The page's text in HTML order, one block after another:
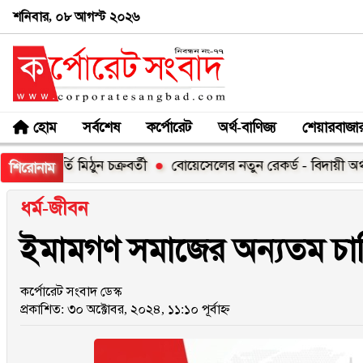
শনিবার, ০৮ আগস্ট ২০২৬
হোম সর্বশেষ কর্পোরেট অর্থ-বাণিজ্য
শিরোনাম
মিঠুন চক্রবর্তী বোয়েসেলের নতুন রেকর্ড - বিদায়ী অর্থবছরে
ধর্ম-জীবন
ইমামগণ সমাজের অন্যতম
কর্পোরেট সংবাদ ডেস্ক
প্রকাশিত: ৩০ অক্টোবর, ২০২৪, ১১:১০ পূর্বাহ্ন